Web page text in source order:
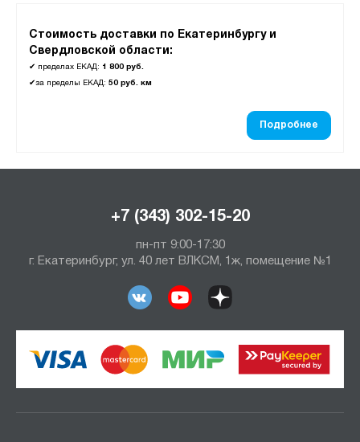
Стоимость доставки по Екатеринбургу и
Свердловской области:
✔ пределах ЕКАД: 1 800 руб.
✔за пределы ЕКАД: 50 руб. км
Подробнее
+7 (343) 302-15-20
пн-пт 9:00-17:30
г. Екатеринбург, ул. 40 лет ВЛКСМ, 1ж, помещение №1